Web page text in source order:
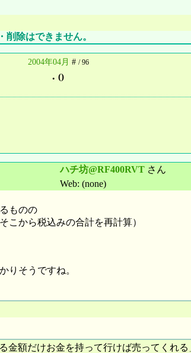
除はできません。
2004年04月 # / 96
. ()
ハチ坊@RF400RVTさん
Web: (none)
ものの
こから税込みの合計を再計算）
りそうですね。
額だけお金を持って行けば売ってくれ